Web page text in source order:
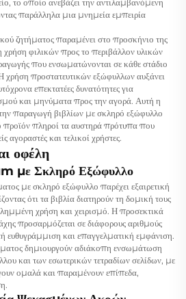
παράλληλα μια μνημεία εμπειρία
ζητήματος παραμένει στο προσκήνιο της
χρήση φιλικών προς το περιβάλλον υλικών
που ενσωματώνονται σε κάθε στάδιο
χρήση προστατευτικών εξώφυλλων αυξάνει
επεκτατέες δυνατότητες για
και μηνύματα προς την αγορά. Αυτή η
παραγωγή βιβλίων με σκληρό εξώφυλλο
προϊόν πληροί τα αυστηρά πρότυπα που
αγοραστές και τελικοί χρήστες.
οφέλη
με Σκληρό Εξώφυλλο
με σκληρό εξώφυλλο παρέχει εξαιρετική
ότι τα βιβλία διατηρούν τη δομική τους
χρήση και χειρισμό. Η προσεκτικά
προσαρμόζεται σε διάφορους αριθμούς
ευθυγράμμιση και επαγγελματική εμφάνιση.
δημιουργούν αδιάκοπη ενσωμάτωση
και των εσωτερικών τετραδίων σελίδων, με
ομαλά και παραμένουν επίπεδα,